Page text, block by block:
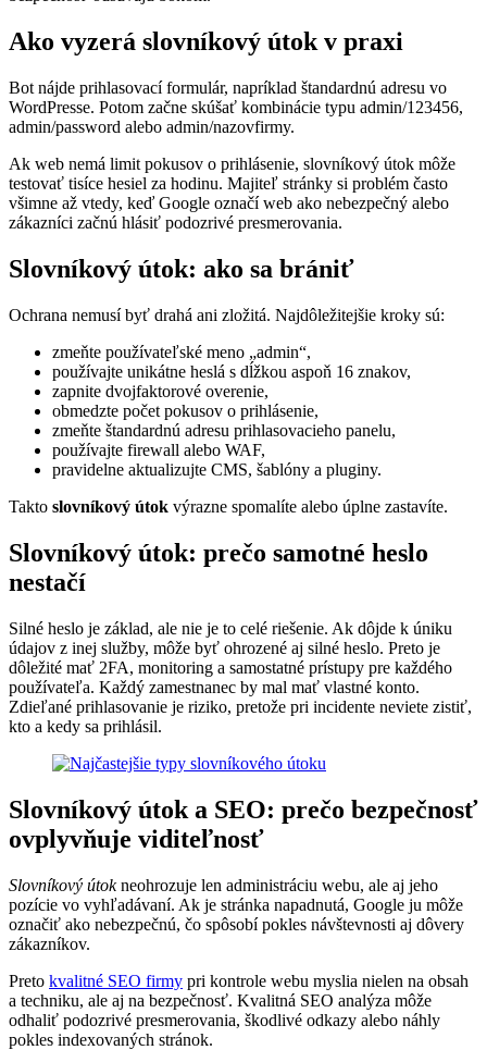
Ako vyzerá slovníkový útok v praxi
Bot nájde prihlasovací formulár, napríklad štandardnú adresu vo
WordPresse. Potom začne skúšať kombinácie typu admin/123456,
admin/password alebo admin/nazovfirmy.
Ak web nemá limit pokusov o prihlásenie, slovníkový útok môže
testovať tisíce hesiel za hodinu. Majiteľ stránky si problém často
všimne až vtedy, keď Google označí web ako nebezpečný alebo
zákazníci začnú hlásiť podozrivé presmerovania.
Slovníkový útok: ako sa brániť
Ochrana nemusí byť drahá ani zložitá. Najdôležitejšie kroky sú:
zmeňte používateľské meno „admin“,
používajte unikátne heslá s dĺžkou aspoň 16 znakov,
zapnite dvojfaktorové overenie,
obmedzte počet pokusov o prihlásenie,
zmeňte štandardnú adresu prihlasovacieho panelu,
používajte firewall alebo WAF,
pravidelne aktualizujte CMS, šablóny a pluginy.
Takto slovníkový útok výrazne spomalíte alebo úplne zastavíte.
Slovníkový útok: prečo samotné heslo
nestačí
Silné heslo je základ, ale nie je to celé riešenie. Ak dôjde k úniku
údajov z inej služby, môže byť ohrozené aj silné heslo. Preto je
dôležité mať 2FA, monitoring a samostatné prístupy pre každého
používateľa. Každý zamestnanec by mal mať vlastné konto.
Zdieľané prihlasovanie je riziko, pretože pri incidente neviete zistiť,
kto a kedy sa prihlásil.
Slovníkový útok a SEO: prečo bezpečnosť
ovplyvňuje viditeľnosť
Slovníkový útokneohrozuje len administráciu webu, ale aj jeho
pozície vo vyhľadávaní. Ak je stránka napadnutá, Google ju môže
označiť ako nebezpečnú, čo spôsobí pokles návštevnosti aj dôvery
zákazníkov.
Preto kvalitné SEO firmy pri kontrole webu myslia nielen na obsah
a techniku, ale aj na bezpečnosť. Kvalitná SEO analýza môže
odhaliť podozrivé presmerovania, škodlivé odkazy alebo náhly
pokles indexovaných stránok.